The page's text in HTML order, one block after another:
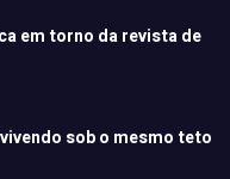
em torno da revista de
sob o mesmo teto